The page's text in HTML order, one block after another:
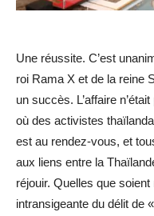
Une réussite. C’est
roi Rama X et de la reine
un succès. L’affaire
où des activistes
est au rendez-vous, et
aux liens entre la
réjouir. Quelles que
intransigeante du délit de